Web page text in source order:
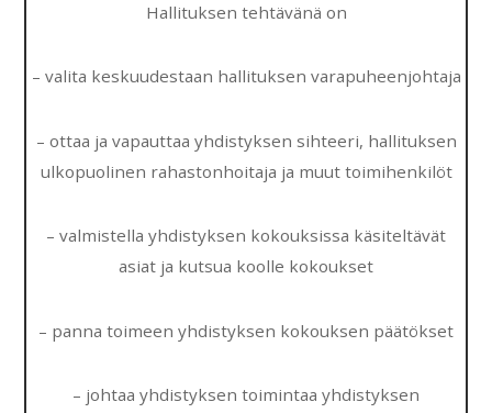
Hallituksen tehtävänä on
– valita keskuudestaan hallituksen varapuheenjohtaja
– ottaa ja vapauttaa yhdistyksen sihteeri, hallituksen
ulkopuolinen rahastonhoitaja ja muut toimihenkilöt
– valmistella yhdistyksen kokouksissa käsiteltävät
asiat ja kutsua koolle kokoukset
– panna toimeen yhdistyksen kokouksen päätökset
– johtaa yhdistyksen toimintaa yhdistyksen